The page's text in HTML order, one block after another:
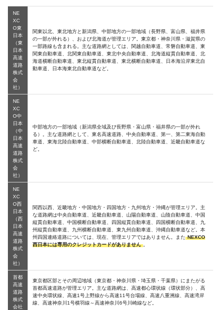
NE
XC
O東
日本
（東
日本
高速
道路
株式
会
社）
関東以北、東北地方と新潟県、中部地方の一部地域（長野県、富山県、福井県
の一部が外れる）、および北海道が管理エリア。東京都・神奈川県・滋賀県の
一部路線も含まれる。主な道路網としては、関越自動車道、常磐自動車道、東
関東自動車道、北関東自動車道、東北中央自動車道、北海道縦貫自動車道、北
海道横断自動車道、東北縦貫自動車道、東北横断自動車道、日本海沿岸東北自
動車道、日本海東北自動車道など。
NE
XC
O中
日本
（中
日本
高速
道路
株式
会
社）
中部地方の一部地域（新潟県全域及び長野県・富山県・福井県の一部が外れ
る）。主な道路網として、東名高速道路、中央自動車道、第一、第二東海自動
車道、東海北陸自動車道、中部横断自動車道、北陸自動車道、近畿自動車道な
ど。
NE
XC
O西
日本
（西
日本
高速
道路
株式
会
社）
関西以西、近畿地方・中国地方・四国地方・九州地方・沖縄が管理エリア。主
な道路網は中央自動車道、近畿自動車道、山陽自動車道、山陰自動車道、中国
縦貫自動車道、中国横断自動車道、四国縦貫自動車道、四国横断自動車道、九
州縦貫自動車道、九州横断自動車道、東九州自動車道、沖縄自動車道など。本
州四国連絡道路については、現在、管理エリアではありません。また NEXCO
西日本には専用のクレジットカードがありません
首都
高速
道路
株式
会社
東京都区部とその周辺地域（東京都・神奈川県・埼玉県・千葉県）にまたがる
首都高速道路が管理エリア。主な道路網は、高速都心環状線（環状部分）、高
速中央環状線、高速1号上野線から高速11号台場線、高速八重洲線、高速湾岸
線、高速神奈川1号横羽線～高速神奈川6号川崎線など。